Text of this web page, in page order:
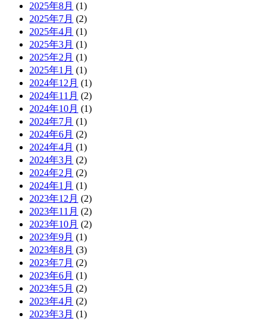
2025年8月 (1)
2025年7月 (2)
2025年4月 (1)
2025年3月 (1)
2025年2月 (1)
2025年1月 (1)
2024年12月 (1)
2024年11月 (2)
2024年10月 (1)
2024年7月 (1)
2024年6月 (2)
2024年4月 (1)
2024年3月 (2)
2024年2月 (2)
2024年1月 (1)
2023年12月 (2)
2023年11月 (2)
2023年10月 (2)
2023年9月 (1)
2023年8月 (3)
2023年7月 (2)
2023年6月 (1)
2023年5月 (2)
2023年4月 (2)
2023年3月 (1)